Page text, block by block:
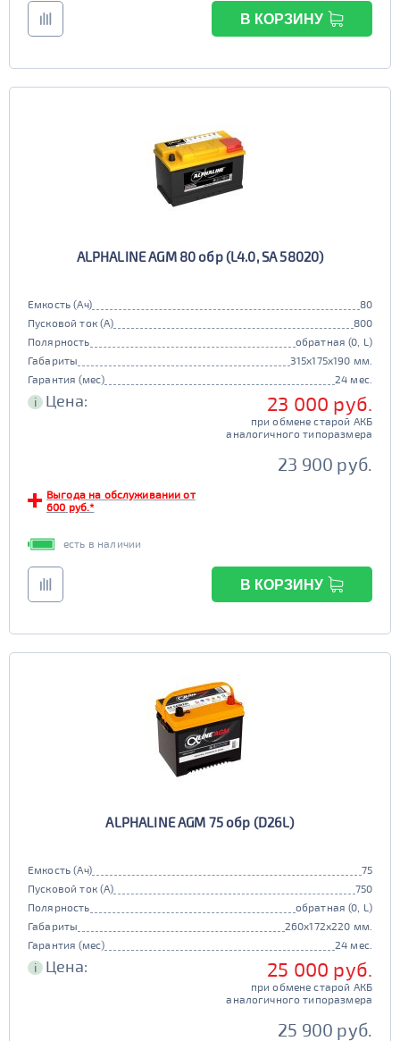
В КОРЗИНУ
ALPHALINE AGM 80 обр (L4.0, SA 58020)
Емкость (Ач)
80
Пусковой ток (А)
800
Полярность
обратная (0, L)
Габариты
315x175x190 мм.
Гарантия (мес)
24 мес.
i Цена: 23 000 руб.
при обмене старой АКБ
аналогичного типоразмера
23 900 руб.
Выгода на обслуживании от
600 руб.*
есть в наличии
В КОРЗИНУ
ALPHALINE AGM 75 обр (D26L)
Емкость (Ач)
75
Пусковой ток (А)
750
Полярность
обратная (0, L)
Габариты
260x172x220 мм.
Гарантия (мес)
24 мес.
i Цена: 25 000 руб.
при обмене старой АКБ
аналогичного типоразмера
25 900 руб.